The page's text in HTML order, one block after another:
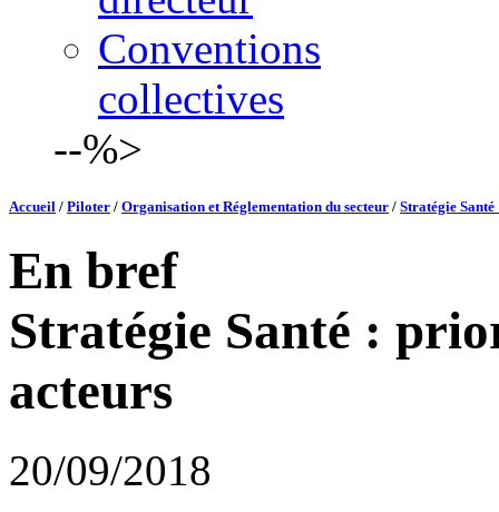
Conventions
collectives
--%>
Accueil / Piloter / Organisation et Réglementation du secteur / Stratégie
En bref
Stratégie Santé :
acteurs
20/09/2018